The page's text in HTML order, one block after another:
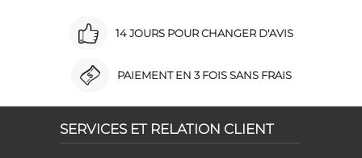
14 JOURS POUR CHANGER D'AVIS
PAIEMENT EN 3 FOIS SANS FRAIS
SERVICES ET RELATION CLIENT